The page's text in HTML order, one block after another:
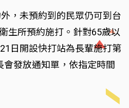
，未預約到的民眾仍可到台
生所預約施打。針對65歲以
日開設快打站為長輩施打第
發放通知單，依指定時間